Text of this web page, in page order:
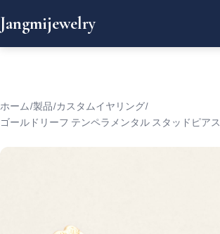
Jangmijewelry
ホーム/製品/カスタムイヤリング/
ゴールドリーフ テンペラメンタル スタッドピアス